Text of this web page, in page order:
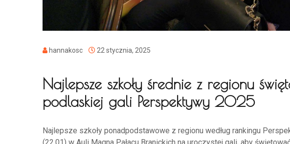
hannakosc 22 stycznia, 2025
Najlepsze szkoły średnie z regionu
podlaskiej gali Perspektywy 2025
Najlepsze szkoły ponadpodstawowe z regionu według rankingu